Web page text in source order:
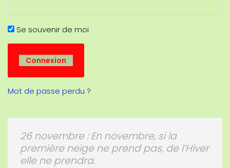
Se souvenir de moi
Mot de passe perdu ?
26 novembre : En novembre, si la
première neige ne prend pas, de l’Hiver
elle ne prendra.